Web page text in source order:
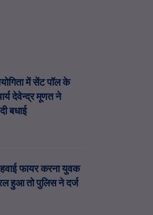
में सेंट पॉल के
देवेन्द्र मूणत ने
बधाई
फायर करना युवक
हुआ तो पुलिस ने दर्ज